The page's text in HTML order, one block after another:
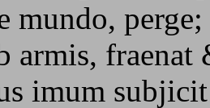
mundo,
armis, fraenat
imum